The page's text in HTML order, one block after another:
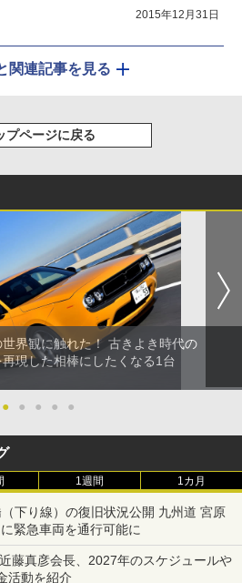
2015年12月31日
関連記事を見る
プページに戻る
界観に触れた！ 古きよき時代の
現した相棒にしたくなる1台
● ● ● ● ●
1週間 1カ月
下り線）の復旧状況公開 九州道 宮原
緊急車両を通行可能に
藤真彦会長、2027年のスケジュールや
活動を紹介